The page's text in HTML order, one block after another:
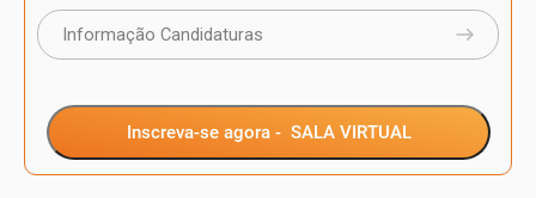
Informação Candidaturas
Inscreva-se agora - SALA VIRTUAL